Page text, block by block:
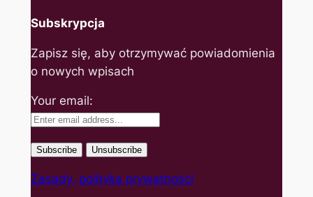
Subskrypcja
Zapisz się, aby otrzymywać powiadomienia
o nowych wpisach
Your email:
Zasady, polityka prywatności